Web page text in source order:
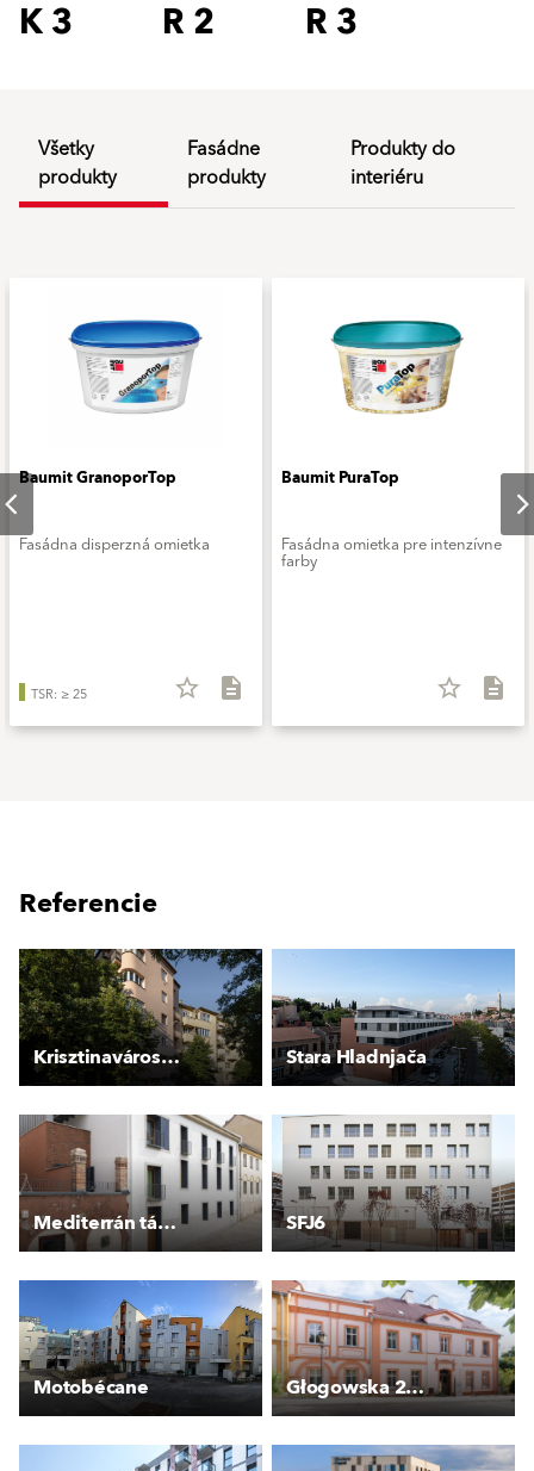
K 3 R 2 R 3
Všetky
produkty
Fasádne
produkty
Produkty do
interiéru
Baumit GranoporTop
Fasádna disperzná omietka
TSR: ≥ 25 star_border description
Baumit PuraTop
Fasádna omietka pre intenzívne
farby
star_border description
Referencie
Krisztinavárosi elegáns lakóépület Stara Hladnjača
Mediterrán társasház Pécsett SFJ6
Motobécane Głogowska 27 - Kamienica